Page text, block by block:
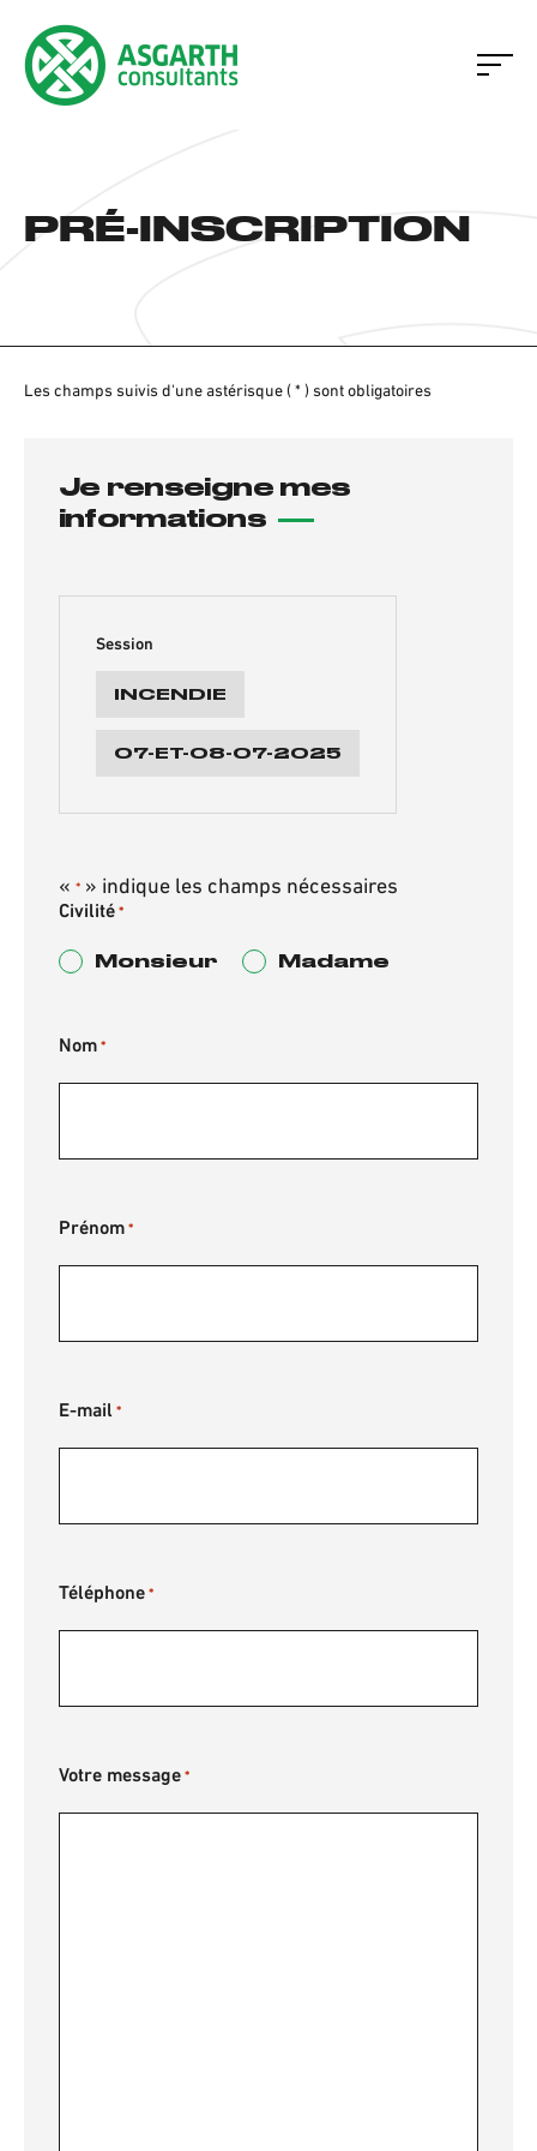
PRÉ-INSCRIPTION
Les champs suivis d'une astérisque ( * ) sont obligatoires
Je renseigne mes
informations
Session
INCENDIE
07-ET-08-07-2025
« *» indique les champs nécessaires
Civilité *
Monsieur Madame
Nom *
Prénom *
E-mail *
Téléphone *
Votre message *